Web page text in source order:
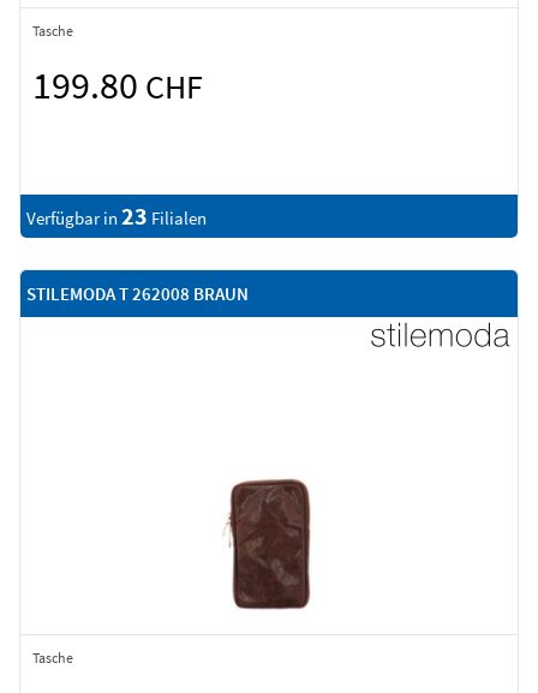
Tasche
199.80 CHF
Verfügbar in 23 Filialen
STILEMODA T 262008 BRAUN
Tasche